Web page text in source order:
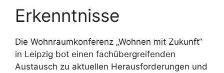
Erkenntnisse
Die Wohnraumkonferenz „Wohnen mit Zukunft“
in Leipzig bot einen fachübergreifenden
Austausch zu aktuellen Herausforderungen und